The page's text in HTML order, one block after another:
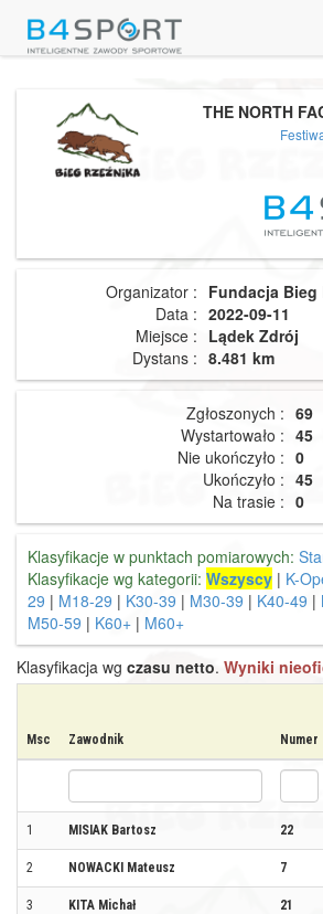
THE NORTH
Organizator : Fundacja Bieg
Data : 2022-09-11
Miejsce : Lądek Zdrój
Dystans : 8.481 km
Zgłoszonych : 69
Wystartowało : 45
Nie ukończyło : 0
Ukończyło : 45
Na trasie : 0
Klasyfikacje w punktach pomiarowych:
Klasyfikacje wg kategorii: Wszyscy | K-
29 | M18-29 | K30-39 | M30-39 | K40-49 |
M50-59 | K60+ | M60+
Klasyfikacja wg czasu netto. Wyniki
Msc Zawodnik Numer
1 MISIAK Bartosz 22
2 NOWACKI Mateusz 7
3 KITA Michał 21